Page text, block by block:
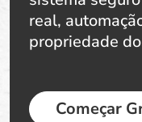
real,
propriedade
Começar